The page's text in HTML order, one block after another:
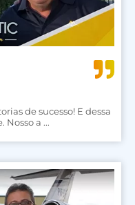
de sucesso! E dessa
Nosso a ...